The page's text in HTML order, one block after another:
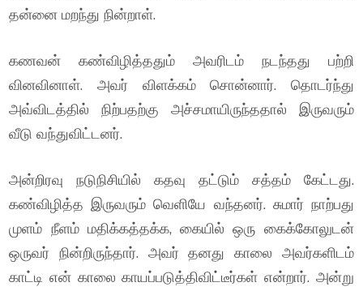
தன்னை மறந்து நின்றாள்.
கணவன் கண்விழித்ததும் அவரிடம் நடந்தது பற்றி
வினவினாள். அவர் விளக்கம் சொன்னார். தொடர்ந்து
அவ்விடத்தில் நிற்பதற்கு அச்சமாயிருந்ததால் இருவரும்
வீடு வந்துவிட்டனர்.
அன்றிரவு நடுநிசியில் கதவு தட்டும் சத்தம் கேட்டது.
கண்விழித்த இருவரும் வெளியே வந்தனர். சுமார் நாற்பது
முளம் நீளம் மதிக்கத்தக்க, கையில் ஒரு கைக்கோலுடன்
ஒருவர் நின்றிருந்தார். அவர் தனது காலை அவர்களிடம்
காட்டி என் காலை காயப்படுத்திவிட்டீர்கள் என்றார். அன்று